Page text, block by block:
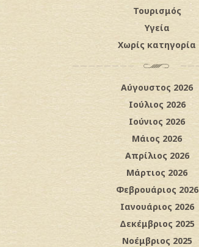
Τουρισμός
Υγεία
Χωρίς κατηγορία
Αύγουστος 2026
Ιούλιος 2026
Ιούνιος 2026
Μάιος 2026
Απρίλιος 2026
Μάρτιος 2026
Φεβρουάριος 2026
Ιανουάριος 2026
Δεκέμβριος 2025
Νοέμβριος 2025